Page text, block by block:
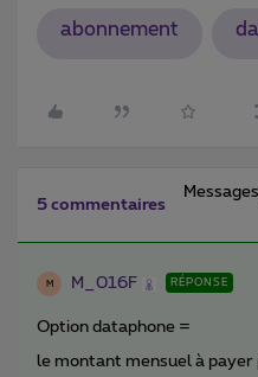
abonnement
5 commentaires
M M_016F RÉPONSE
Option dataphone =
le montant mensuel à